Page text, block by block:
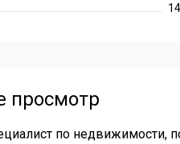
просмотр
по недвижимости,